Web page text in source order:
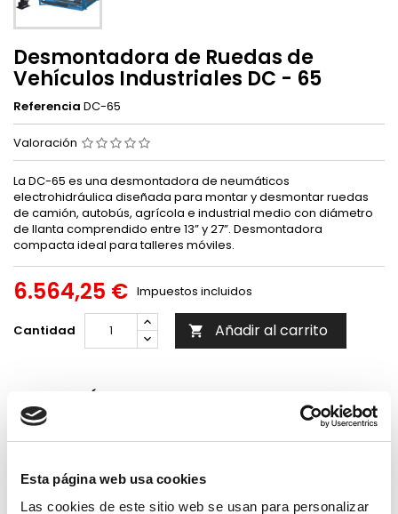
Esta página web usa cookies
Las cookies de este sitio web se usan para personalizar
Desmontadora de Ruedas de
Vehículos Industriales DC - 65
Referencia DC-65
Valoración
La DC-65 es una desmontadora de neumáticos
electrohidráulica diseñada para montar y desmontar ruedas
de camión, autobús, agrícola e industrial medio con diámetro
de llanta comprendido entre 13” y 27”. Desmontadora
compacta ideal para talleres móviles.
6.564,25 € Impuestos incluidos
Cantidad  Añadir al carrito
DESCRIPCIÓN
RESEÑAS
gratuitos a
partir de 100
€. Solo península.
garantizado.